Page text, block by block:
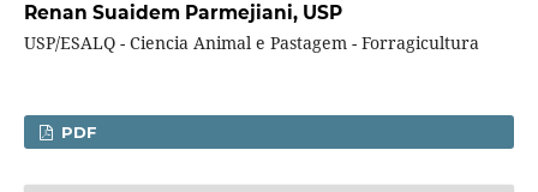
Renan Suaidem Parmejiani, USP
USP/ESALQ - Ciencia Animal e Pastagem - Forragicultura
PDF